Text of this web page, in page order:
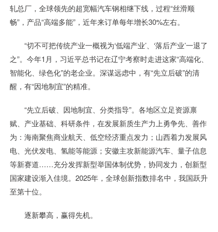
轧总厂，全球领先的超宽幅汽车钢相继下线，过程“丝滑顺
畅”，产品“高端多能”，近年来订单每年增长30%左右。
“切不可把传统产业一概视为‘低端产业’、‘落后产业’一退了
之”。今年1月，习近平总书记在辽宁考察时走进这家“高端化、
智能化、绿色化”的老企业。深谋远虑中，有“先立后破”的清
醒，有“因地制宜”的精准。
“先立后破、因地制宜、分类指导”。各地区立足资源禀
赋、产业基础、科研条件，在发展新质生产力上勇争先、善作
为：海南聚焦商业航天、低空经济重点发力；山西着力发展风
电、光伏发电、氢能等能源；安徽主攻新能源汽车、量子信息
等新赛道……充分发挥新型举国体制优势，协同发力，创新型
国家建设渐入佳境。2025年，全球创新指数排名中，我国跃升
至第十位。
逐新攀高，赢得先机。